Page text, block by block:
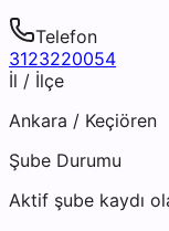
Telefon
3123220054
İl / İlçe
Ankara / Keçiören
Şube Durumu
Aktif şube kaydı